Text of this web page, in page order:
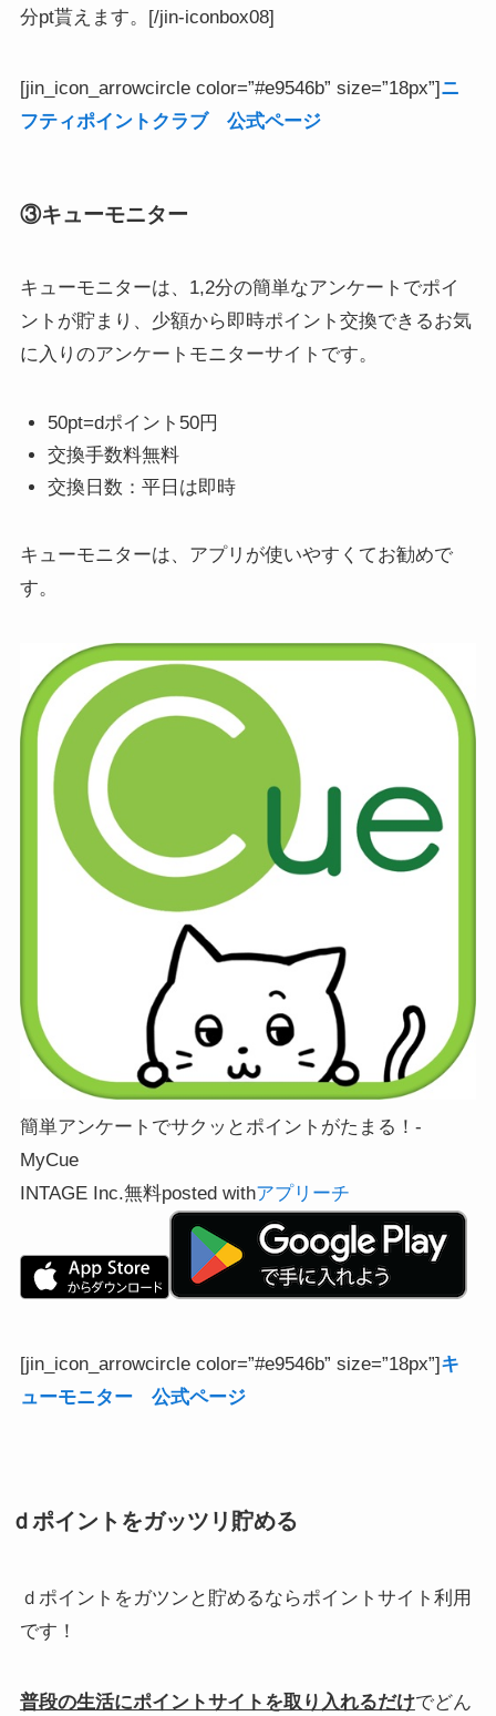
分pt貰えます。[/jin-iconbox08]
[jin_icon_arrowcircle color=”#e9546b” size=”18px”]ニ
フティポイントクラブ 公式ページ
③キューモニター
キューモニターは、1,2分の簡単なアンケートでポイ
ントが貯まり、少額から即時ポイント交換できるお気
に入りのアンケートモニターサイトです。
50pt=dポイント50円
交換手数料無料
交換日数：平日は即時
キューモニターは、アプリが使いやすくてお勧めで
す。
簡単アンケートでサクッとポイントがたまる！-
MyCue
INTAGE Inc.無料posted withアプリーチ
[jin_icon_arrowcircle color=”#e9546b” size=”18px”] キ
ューモニター 公式ページ
ｄポイントをガッツリ貯める
ｄポイントをガツンと貯めるならポイントサイト利用
です！
普段の生活にポイントサイトを取り入れるだけでどん